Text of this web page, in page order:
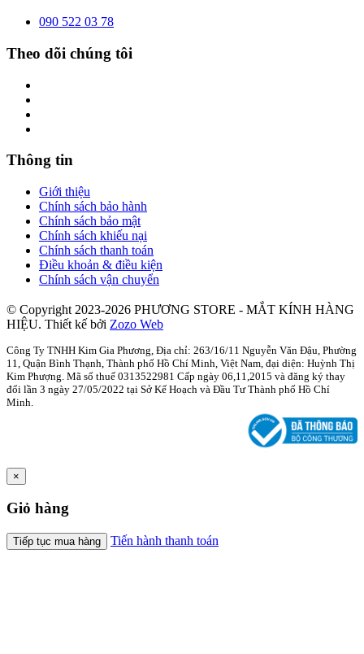
090 522 03 78
Theo dõi chúng tôi
Thông tin
Giới thiệu
Chính sách bảo hành
Chính sách bảo mật
Chính sách khiếu nại
Chính sách thanh toán
Điều khoản & điều kiện
Chính sách vận chuyển
© Copyright 2023-2026 PHƯƠNG STORE - MẮT KÍNH HÀNG
HIỆU. Thiết kế bởi Zozo Web
Công Ty TNHH Kim Gia Phương, Địa chỉ: 263/16/11 Nguyễn Văn Đậu, Phường
11, Quận Bình Thạnh, Thành phố Hồ Chí Minh, Việt Nam, đại diện: Huỳnh Thị
Kim Phượng. Mã số thuế 0313522981 Cấp ngày 06,11,2015 và đăng ký thay
đổi lần 3 ngày 27/05/2022 tại Sở Kế Hoạch và Đầu Tư Thành phố Hồ Chí
Minh.
×
Giỏ hàng
Tiếp tục mua hàng Tiến hành thanh toán